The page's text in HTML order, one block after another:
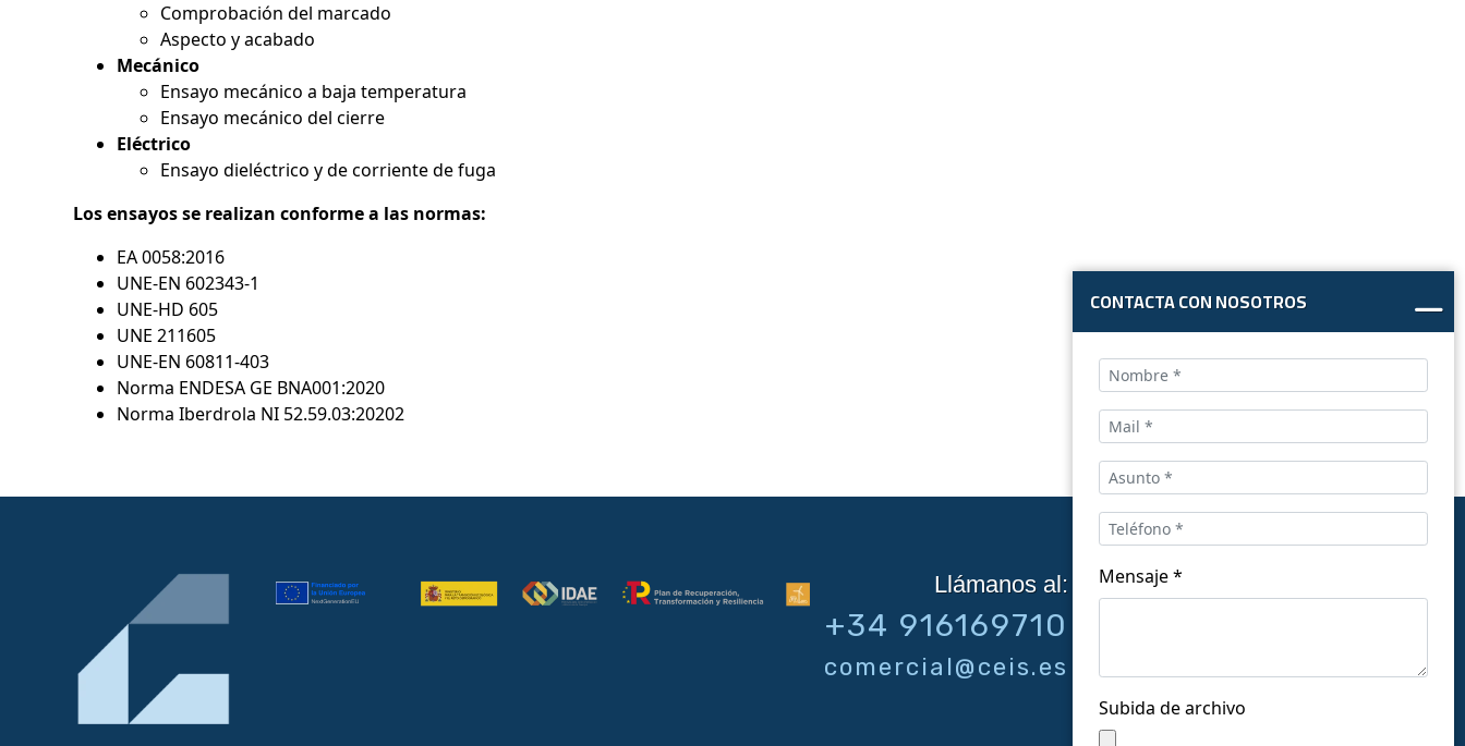
CONTACTA CON NOSOTROS
Mensaje *
Subida de archivo
Comprobación del marcado
Aspecto y acabado
Mecánico
Ensayo mecánico a baja temperatura
Ensayo mecánico del cierre
Eléctrico
Ensayo dieléctrico y de corriente de fuga
Los ensayos se realizan conforme a las normas:
EA 0058:2016
UNE-EN 602343-1
UNE-HD 605
UNE 211605
UNE-EN 60811-403
Norma ENDESA GE BNA001:2020
Norma Iberdrola NI 52.59.03:20202
Llámanos al:
+34 916169710
comercial@ceis.es
Síguenos en las redes: